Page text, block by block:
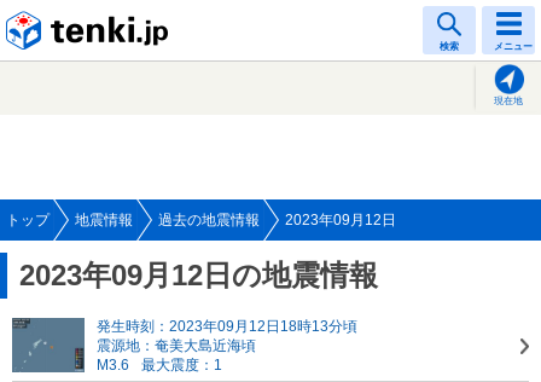
検索 メニュー
現在地
トップ 地震情報 過去の地震情報 2023年09月12日
2023年09月12日の地震情報
発生時刻：2023年09月12日18時13分頃
震源地：奄美大島近海頃
M3.6
最大震度：1